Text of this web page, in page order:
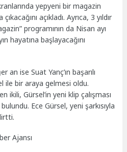
yepyeni bir magazin
açıkladı. Ayrıca, 3 yıldır
programının da Nisan ayı
hayatına başlayacağını
ise Suat Yanç’ın başarılı
ile bir araya gelmesi oldu.
Gürsel’in yeni klip çalışması
Ece Gürsel, yeni şarkısıyla
Ajansı